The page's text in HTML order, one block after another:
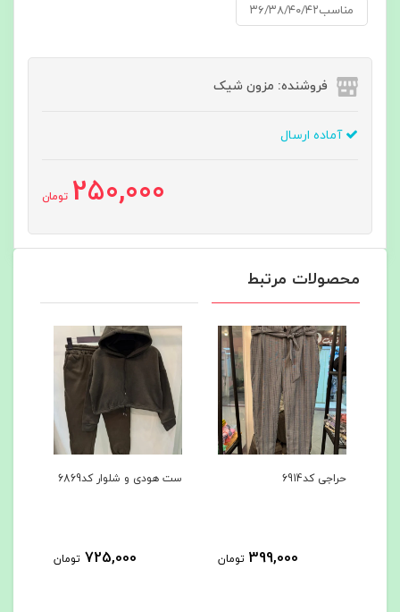
مناسب۳۶/۳۸/۴۰/۴۲
فروشنده: مزون شیک
آماده ارسال
250,000 تومان
محصولات مرتبط
ست هودی و شلوار کد6869
725,000
ست هودی و شلوار کد6867
725,000